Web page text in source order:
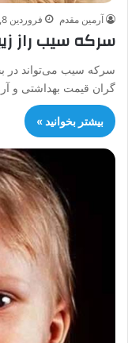
آرمین مقدم فروردین 8, 1401
سرکه سیب راز
سرکه سیب می‌تواند در
گران قیمت بهداشتی و
بیشتر بخوانید »